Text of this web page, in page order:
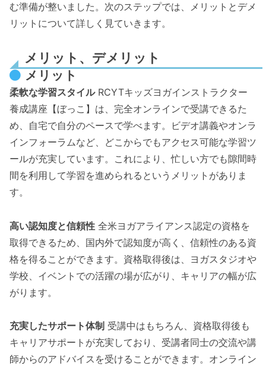
む準備が整いました。次のステップでは、メリットとデメ
リットについて詳しく見ていきます。
メリット、デメリット
メリット
柔軟な学習スタイルRCYTキッズヨガインストラクター
養成講座【ぼっこ】は、完全オンラインで受講できるた
め、自宅で自分のペースで学べます。ビデオ講義やオンラ
インフォーラムなど、どこからでもアクセス可能な学習ツ
ールが充実しています。これにより、忙しい方でも隙間時
間を利用して学習を進められるというメリットがありま
す。
高い認知度と信頼性 全米ヨガアライアンス認定の資格を
取得できるため、国内外で認知度が高く、信頼性のある資
格を得ることができます。資格取得後は、ヨガスタジオや
学校、イベントでの活躍の場が広がり、キャリアの幅が広
がります。
充実したサポート体制 受講中はもちろん、資格取得後も
キャリアサポートが充実しており、受講者同士の交流や講
師からのアドバイスを受けることができます。オンライン